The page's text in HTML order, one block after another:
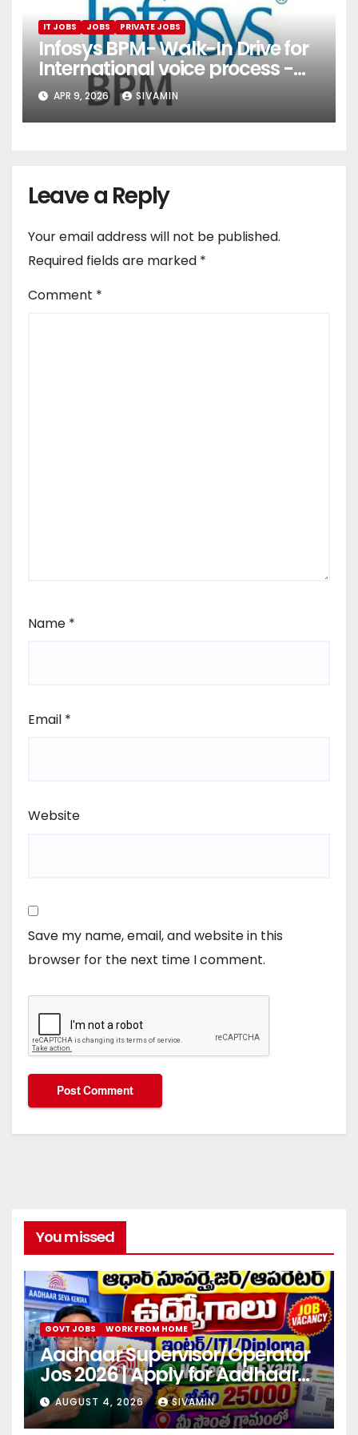
IT JOBS JOBS PRIVATE JOBS
Infosys BPM- Walk-In Drive for
International voice process -
Pune
APR 9, 2026 SIVAMIN
Leave a Reply
Your email address will not be published.
Required fields are marked *
Comment *
Name *
Email *
Website
Save my name, email, and website in this
browser for the next time I comment.
You missed
GOVT JOBS WORK FROM HOME
Aadhaar Supervisor/Operator
Jos 2026 | Apply for Aadhaar
center
AUGUST 4, 2026 SIVAMIN